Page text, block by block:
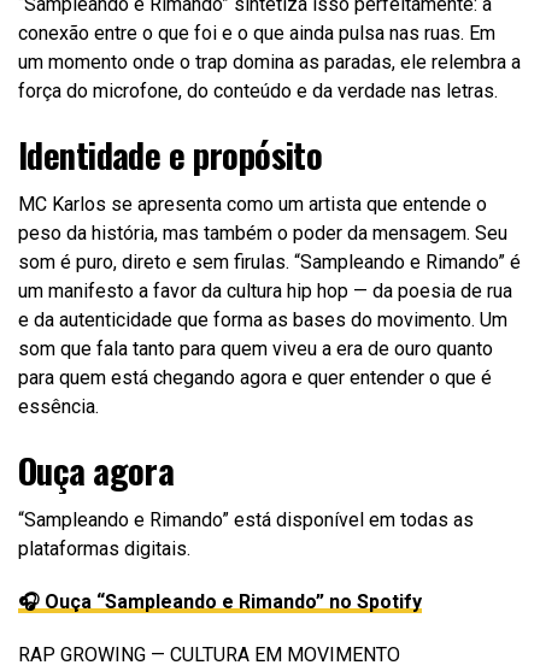
conexão entre o que foi e o que ainda pulsa nas ruas. Em
um momento onde o trap domina as paradas, ele relembra a
força do microfone, do conteúdo e da verdade nas letras.
Identidade e propósito
MC Karlos se apresenta como um artista que entende o
peso da história, mas também o poder da mensagem. Seu
som é puro, direto e sem firulas. “Sampleando e Rimando” é
um manifesto a favor da cultura hip hop — da poesia de rua
e da autenticidade que forma as bases do movimento. Um
som que fala tanto para quem viveu a era de ouro quanto
para quem está chegando agora e quer entender o que é
essência.
Ouça agora
“Sampleando e Rimando” está disponível em todas as
plataformas digitais.
🎧 Ouça “Sampleando e Rimando” no Spotify
RAP GROWING — CULTURA EM MOVIMENTO